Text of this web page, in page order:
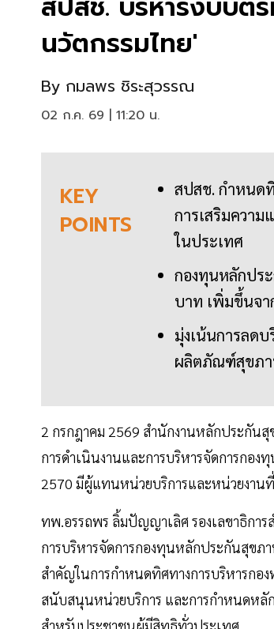
นวัตกรรมไทย'
By กมลพร ชิระสุวรรณ
02 ก.ค. 69 | 11:20 น.
KEY
POINTS
สปสช. กำหนด
การเสริมควา
ในประเทศ
กองทุนหลักปร
บาท เพิ่มขึ้นจา
มุ่งเน้นการลด
ผลิตภัณฑ์สุขภา
2 กรกฎาคม 2569 สำนักงานหลักประกัน
การดำเนินงานและการบริหารจัดการกอ
2570 มีผู้แทนหน่วยบริการและหน่วยงาน
ทพ.อรรถพร ลิ้มปัญญาเลิศ รองเลขาธิการ
การบริหารจัดการกองทุนหลักประกันสุขภ
สำคัญในการกำหนดทิศทางการบริหารกอ
สนับสนุนหน่วยบริการ และการกำหนดหลั